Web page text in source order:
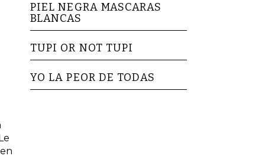
PIEL NEGRA MASCARAS
BLANCAS
TUPI OR NOT TUPI
YO LA PEOR DE TODAS